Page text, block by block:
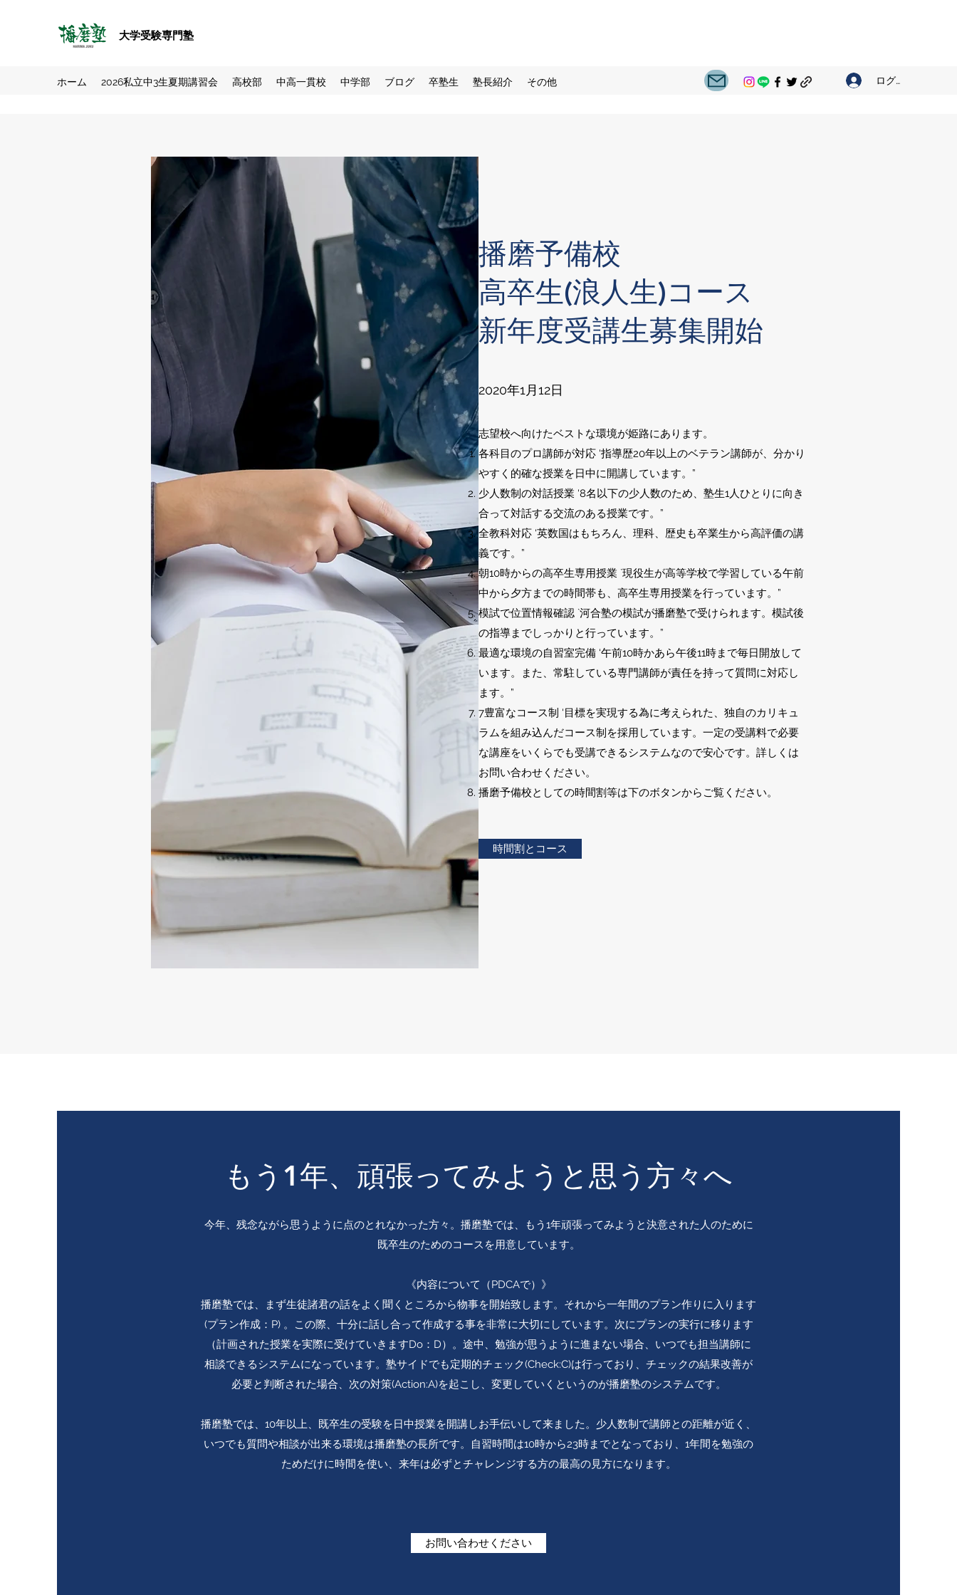
大学受験専門塾
ホーム 2026私立中3生夏期講習会 高校部 中高一貫校 中学部 ブログ 卒塾生 塾長紹介 その他 ログイン
播磨予備校
高卒生(浪人生)コース
新年度受講生募集開始
2020年1月12日
志望校へ向けたベストな環境が姫路にあります。
各科目のプロ講師が対応 ‘指導歴20年以上のベテラン講師が、分かり
やすく的確な授業を日中に開講しています。”
少人数制の対話授業 ‘8名以下の少人数のため、塾生1人ひとりに向き
合って対話する交流のある授業です。”
全教科対応 ‘英数国はもちろん、理科、歴史も卒業生から高評価の講
義です。”
朝10時からの高卒生専用授業 `現役生が高等学校で学習している午前
中から夕方までの時間帯も、高卒生専用授業を行っています。”
模試で位置情報確認 `河合塾の模試が播磨塾で受けられます。模試後
の指導までしっかりと行っています。”
最適な環境の自習室完備 ‘午前10時かあら午後11時まで毎日開放して
います。また、常駐している専門講師が責任を持って質問に対応し
ます。”
7豊富なコース制 ‘目標を実現する為に考えられた、独自のカリキュ
ラムを組み込んだコース制を採用しています。一定の受講料で必要
な講座をいくらでも受講できるシステムなので安心です。詳しくは
お問い合わせください。
​播磨予備校としての時間割等は下のボタンからご覧ください。
時間割とコース
もう1年、頑張ってみようと思う方々へ
今年、残念ながら思うように点のとれなかった方々。播磨塾では、もう1年頑張ってみようと決意された人のために
既卒生のためのコースを用意しています。
《内容について（PDCAで）》
播磨塾では、まず生徒諸君の話をよく聞くところから物事を開始致します。それから一年間のプラン作りに入ります
(プラン作成：P) 。この際、十分に話し合って作成する事を非常に大切にしています。次にプランの実行に移ります
（計画された授業を実際に受けていきますDo：D）。途中、勉強が思うように進まない場合、いつでも担当講師に
相談できるシステムになっています。塾サイドでも定期的チェック(Check:C)は行っており、チェックの結果改善が
必要と判断された場合、次の対策(Action:A)を起こし、変更していくというのが播磨塾のシステムです。
播磨塾では、10年以上、既卒生の受験を日中授業を開講しお手伝いして来ました。少人数制で講師との距離が近く、
いつでも質問や相談が出来る環境は播磨塾の長所です。自習時間は10時から23時までとなっており、1年間を勉強の
ためだけに時間を使い、来年は必ずとチャレンジする方の最高の見方になります。
お問い合わせください